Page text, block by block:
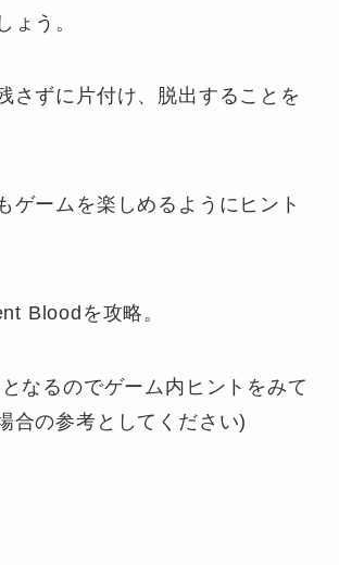
ょう。
さずに片付け、脱出することを
ゲームを楽しめるようにヒント
Bloodを攻略。
なるのでゲーム内ヒントをみて
合の参考としてください)